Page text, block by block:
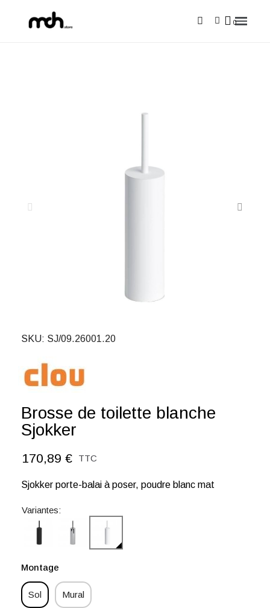
SKU SJ/09.26001.20
Brosse de toilette blanche
Sjokker
170,89 € TTC
Sjokker porte-balai à poser, poudre blanc mat
Variantes:
Montage
Sol Mural